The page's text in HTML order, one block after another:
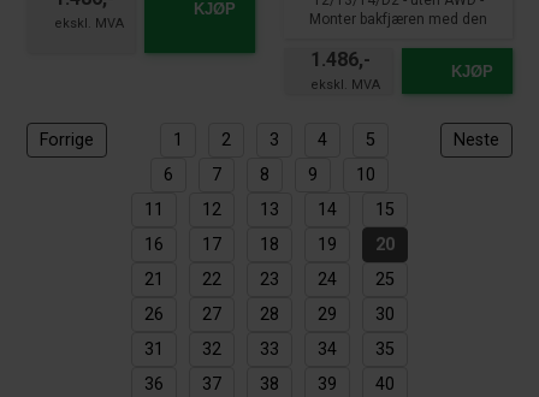
KJØP
Monter bakfjæren med den
1.486,- KJØP
Forrige 1 2 3 4
5
6
7 8 9
10
11
12 13 14
15
16
17 18 19
20
21
22 23 24
25
26
27 28 29
30
31
32 33 34
35
36
37 38 39
40
Neste